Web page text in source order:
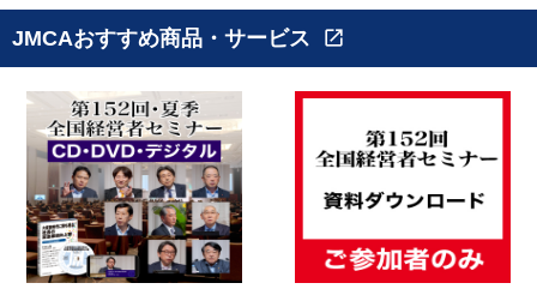
JMCAおすすめ商品・サービス open_in_new